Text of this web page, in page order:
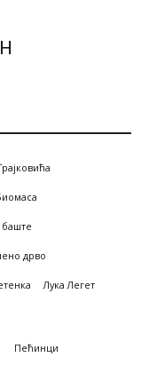
дрво
Лука Легет
Пећинци